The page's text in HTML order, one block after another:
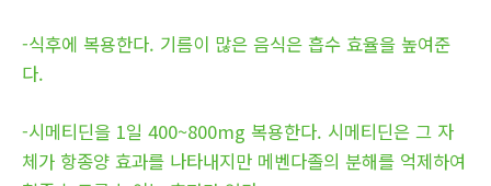
-식후에 복용한다. 기름이 많은 음식은 흡수 효율을 높여준
다.
-시메티딘을 1일 400~800mg 복용한다. 시메티딘은 그 자
체가 항종양 효과를 나타내지만 메벤다졸의 분해를 억제하여